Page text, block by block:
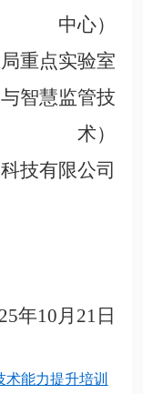
中心）
重点实验室
智慧监管技
术）
技有限公司
年10月 21 日
能力提升培训